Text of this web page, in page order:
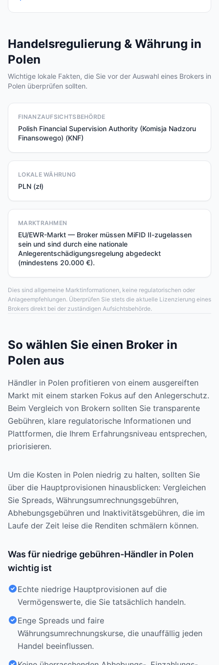
Handelsregulierung & Währung in
Polen
Wichtige lokale Fakten, die Sie vor der Auswahl eines Brokers in
Polen überprüfen sollten.
FINANZAUFSICHTSBEHÖRDE
Polish Financial Supervision Authority (Komisja Nadzoru
Finansowego) (KNF)
LOKALE WÄHRUNG
PLN (zł)
MARKTRAHMEN
EU/EWR-Markt — Broker müssen MiFID II-zugelassen
sein und sind durch eine nationale
Anlegerentschädigungsregelung abgedeckt
(mindestens 20.000 €).
Dies sind allgemeine Marktinformationen, keine regulatorischen oder
Anlageempfehlungen. Überprüfen Sie stets die aktuelle Lizenzierung eines
Brokers direkt bei der zuständigen Aufsichtsbehörde.
So wählen Sie einen Broker in
Polen aus
Händler in Polen profitieren von einem ausgereiften
Markt mit einem starken Fokus auf den Anlegerschutz.
Beim Vergleich von Brokern sollten Sie transparente
Gebühren, klare regulatorische Informationen und
Plattformen, die Ihrem Erfahrungsniveau entsprechen,
priorisieren.
Um die Kosten in Polen niedrig zu halten, sollten Sie
über die Hauptprovisionen hinausblicken: Vergleichen
Sie Spreads, Währungsumrechnungsgebühren,
Abhebungsgebühren und Inaktivitätsgebühren, die im
Laufe der Zeit leise die Renditen schmälern können.
Was für niedrige gebühren-Händler in Polen
wichtig ist
Echte niedrige Hauptprovisionen auf die
Vermögenswerte, die Sie tatsächlich handeln.
Enge Spreads und faire
Währungsumrechnungskurse, die unauffällig jeden
Handel beeinflussen.